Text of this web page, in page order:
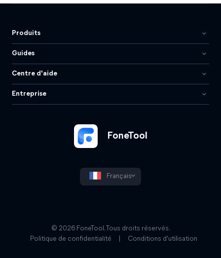
FoneTool
Français
Produits
Guides
Centre d'aide
Entreprise
© 2026 FoneTool. Tous droits réservés.
Politique de confidentialité
Conditions d'utilisation